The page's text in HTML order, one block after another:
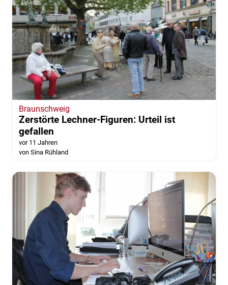
Braunschweig
Zerstörte Lechner-Figuren: Urteil ist
gefallen
vor 11 Jahren
von Sina Rühland